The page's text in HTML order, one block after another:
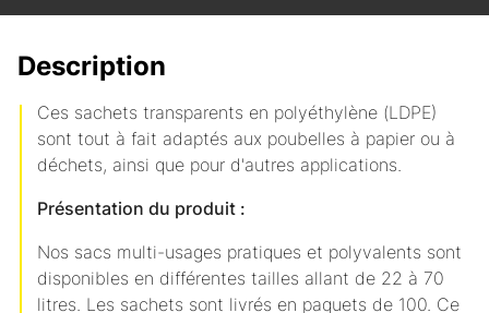
Description
Ces sachets transparents en polyéthylène (LDPE)
sont tout à fait adaptés aux poubelles à papier ou à
déchets, ainsi que pour d'autres applications.
Présentation du produit :
Nos sacs multi-usages pratiques et polyvalents sont
disponibles en différentes tailles allant de 22 à 70
litres. Les sachets sont livrés en paquets de 100. Ce